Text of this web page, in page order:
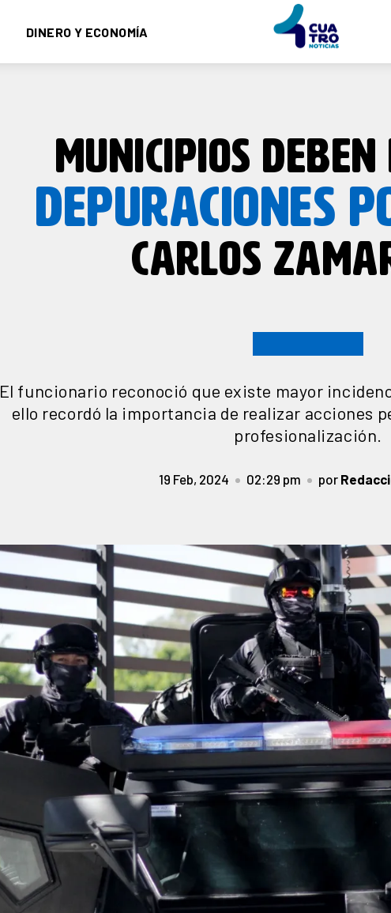
DINERO Y ECONOMÍA
MUNICIPIOS
DEPURACIONES
CARLOS
El funcionario reconoció que existe mayor
ello recordó la importancia de realizar acciones
profesionalización.
19 Feb, 2024 02:29 pm por